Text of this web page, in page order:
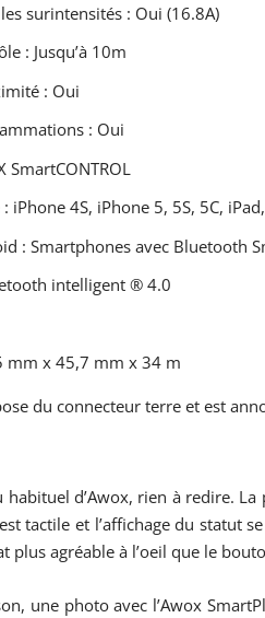
surintensités : Oui (16.8A)
: Jusqu’à 10m
: Oui
: Oui
SmartCONTROL
iPhone 4S, iPhone 5, 5S, 5C,
: Smartphones avec Bluetooth
intelligent ® 4.0
mm x 45,7 mm x 34 m
du connecteur terre et est
habituel d’Awox, rien à redire.
tactile et l’affichage du statut
plus agréable à l’oeil que le
une photo avec l’Awox